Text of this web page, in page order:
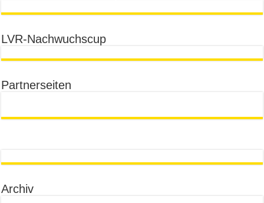
LVR-Nachwuchscup
Partnerseiten
Archiv